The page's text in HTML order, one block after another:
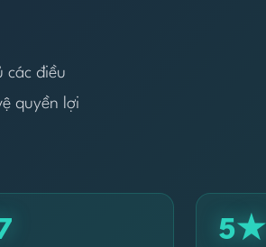
các điều
quyền lợi
5★